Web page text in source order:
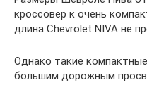
кроссовер к очень
длина Chevrolet NIVA не
Однако такие
большим дорожным